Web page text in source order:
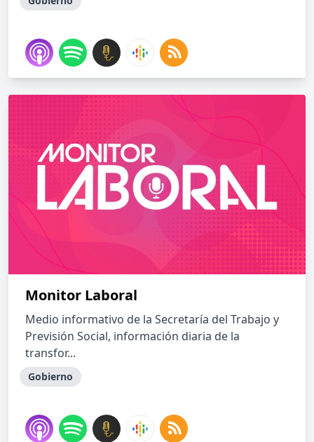
Monitor Laboral
Medio informativo de la Secretaría del Trabajo y
Previsión Social, información diaria de la
transfor...
Gobierno